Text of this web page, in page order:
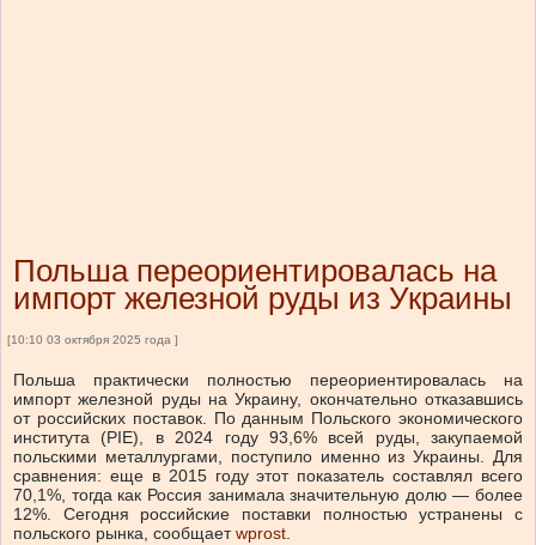
Польша переориентировалась на
импорт железной руды из Украины
[10:10 03 октября 2025 года ]
Польша практически полностью переориентировалась на
импорт железной руды на Украину, окончательно отказавшись
от российских поставок. По данным Польского экономического
института (PIE), в 2024 году 93,6% всей руды, закупаемой
польскими металлургами, поступило именно из Украины. Для
сравнения: еще в 2015 году этот показатель составлял всего
70,1%, тогда как Россия занимала значительную долю — более
12%. Сегодня российские поставки полностью устранены с
польского рынка, сообщаетwprost.